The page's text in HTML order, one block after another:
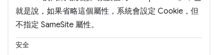
就是說，如果省略這個屬性，系統會設定 Cookie，但
不指定 SameSite 屬性。
安全